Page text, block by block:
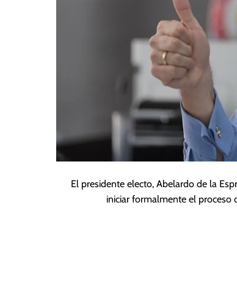
El presidente electo, Abelardo de la
iniciar formalmente el proceso